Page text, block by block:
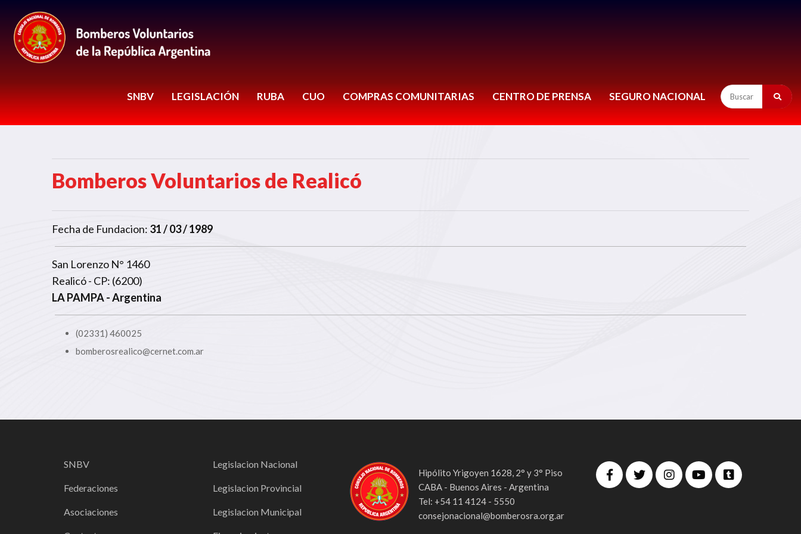
SNBV LEGISLACIÓN RUBA CUO COMPRAS COMUNITARIAS CENTRO DE PRENSA SEGURO NACIONAL
Bomberos Voluntarios de Realicó
Fecha de Fundacion: 31 / 03 / 1989
San Lorenzo N° 1460
Realicó - CP: (6200)
LA PAMPA- Argentina
(02331) 460025
bomberosrealico@cernet.com.ar
SNBV
Federaciones
Asociaciones
Legislacion Nacional
Legislacion Provincial
Legislacion Municipal
Hipólito Yrigoyen 1628, 2° y 3° Piso
CABA - Buenos Aires - Argentina
Tel: +54 11 4124 - 5550
consejonacional@bomberosra.org.ar